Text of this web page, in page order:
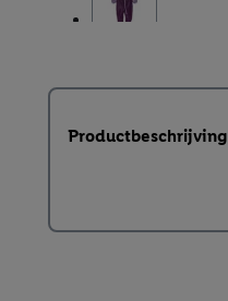
Productbeschrijving